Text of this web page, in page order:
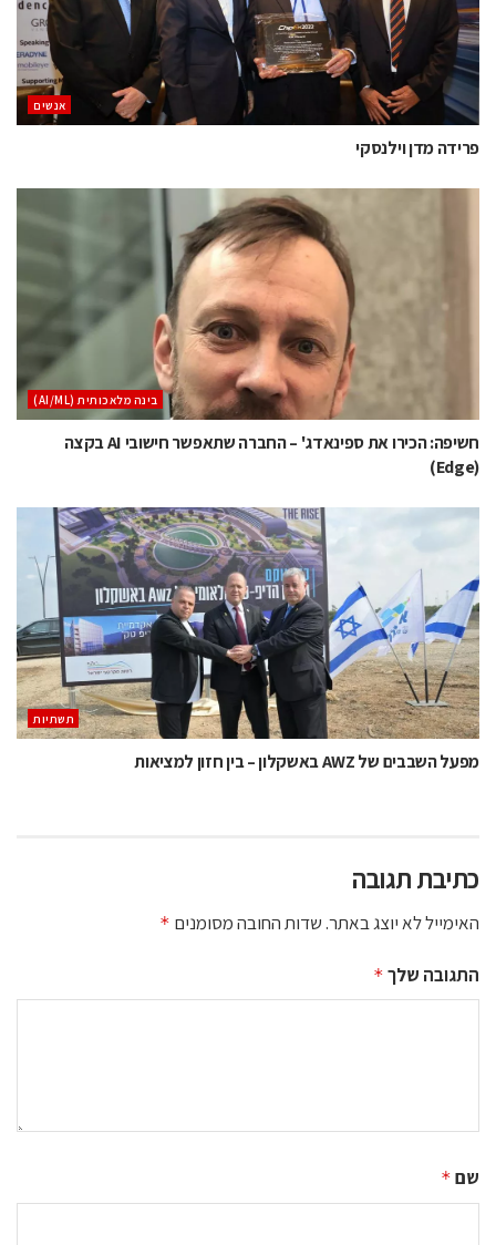
אנשים
פרידה מדן וילנסקי
בינה מלאכותית (AI/ML)
חשיפה: הכירו את ספינאדג' – החברה שתאפשר חישובי AI בקצה
(Edge)
תשתיות
מפעל השבבים של AWZ באשקלון – בין חזון למציאות
כתיבת תגובה
האימייל לא יוצג באתר.שדות החובה מסומנים *
התגובה שלך *
שם *